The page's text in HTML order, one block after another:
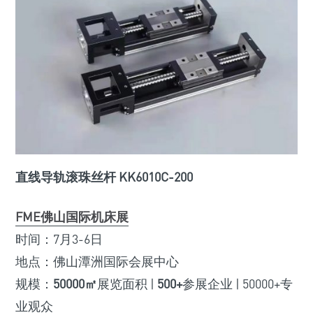
直线导轨滚珠丝杆 KK6010C-200
FME佛山国际机床展
时间：7月3-6日
地点：佛山潭洲国际会展中心
规模： 50000㎡展览面积 | 500+参展企业 | 50000+专
业观众